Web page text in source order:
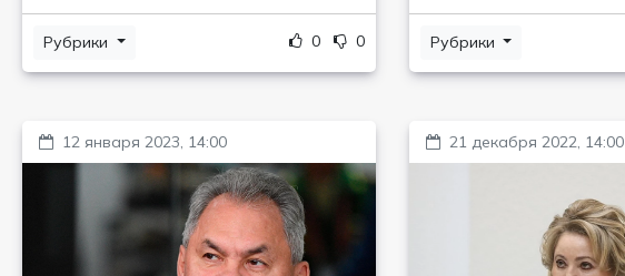
Рубрики 0 0 Рубрики
12 января 2023, 14:00 21 декабря 2022, 14:00